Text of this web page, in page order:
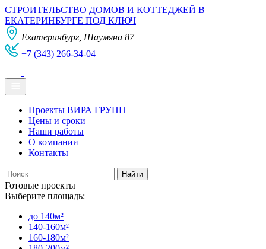
СТРОИТЕЛЬСТВО ДОМОВ И КОТТЕДЖЕЙ В
ЕКАТЕРИНБУРГЕ ПОД КЛЮЧ
Екатеринбург, Шаумяна 87
+7 (343) 266-34-04
Проекты ВИРА ГРУПП
Цены и сроки
Наши работы
О компании
Контакты
Готовые проекты
Выберите площадь:
до 140м²
140-160м²
160-180м²